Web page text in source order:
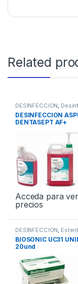
Related
DESINFECCION
de Aspiración
DESINFECCION
DENTASEPT AF+
Acceda para ver
precios
DESINFECCION,
Limpieza
BIOSONIC UC31
20und